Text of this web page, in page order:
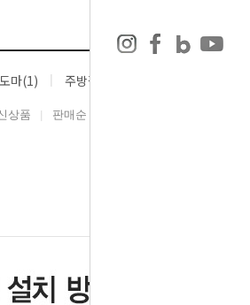
도마(1) 주방잡화(2)
상품 판매순